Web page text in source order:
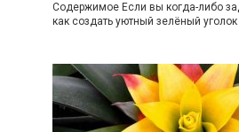
Содержимое Если вы когда-либо
как создать уютный зелёный